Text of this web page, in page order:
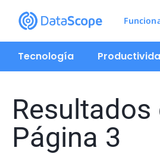
Tecnología
Página 3